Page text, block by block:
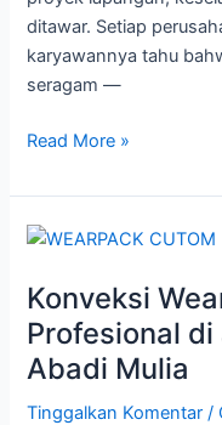
ditawar. Setiap
karyawannya tahu
seragam —
Read More »
Konveksi
Profesional
Abadi Mulia
Tinggalkan Komentar /
Konveksi
Safety
Profesional
di
Jakarta
|